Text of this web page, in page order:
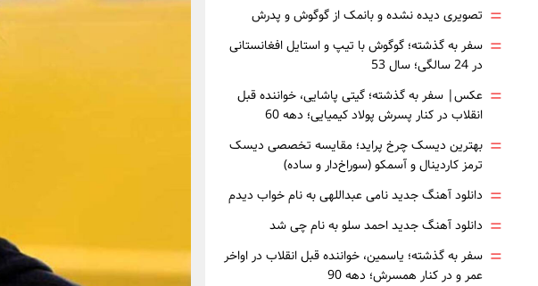
= تصویری دیده نشده و بانمک از گوگوش و پدرش
= سفر به گذشته؛ گوگوش با تیپ و استایل افغانستانی
در 24 سالگی؛ سال 53
= عکس| سفر به گذشته؛ گیتی پاشایی، خواننده قبل
انقلاب در کنار پسرش پولاد کیمیایی؛ دهه 60
= بهترین دیسک چرخ پراید؛ مقایسه تخصصی دیسک
ترمز کاردینال و آسمکو (سوراخ‌دار و ساده)
= دانلود آهنگ جدید نامی عبداللهی به نام خواب دیدم
= دانلود آهنگ جدید احمد سلو به نام چی شد
= سفر به گذشته؛ یاسمین، خواننده قبل انقلاب در اواخر
عمر و در کنار همسرش؛ دهه 90